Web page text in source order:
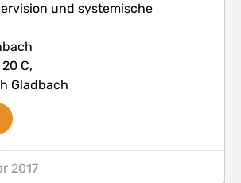
und systemische
C,
Gladbach
2017